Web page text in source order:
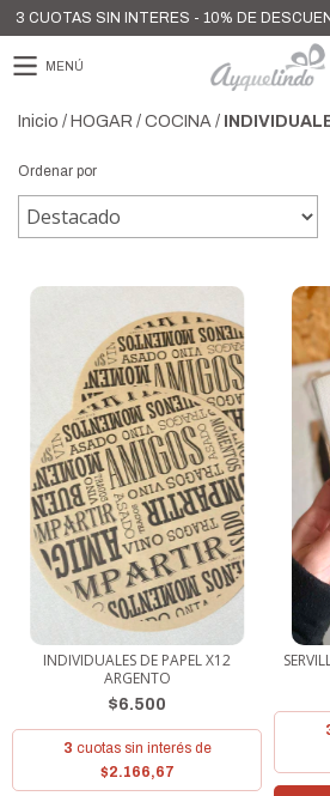
3 CUOTAS SIN INTERES - 10% DE
MENÚ
Inicio / HOGAR / COCINA /
Ordenar por
INDIVIDUALES DE PAPEL X12
ARGENTO
$6.500
3 cuotas sin interés de
$2.166,67